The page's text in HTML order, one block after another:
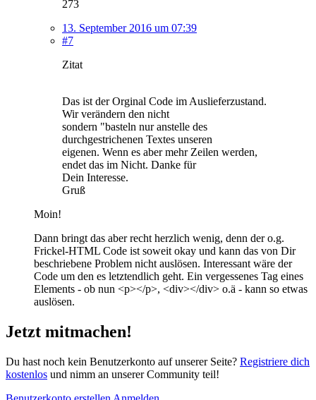
273
13. September 2016 um 07:39
#7
Zitat
Das ist der Orginal Code im Auslieferzustand.
Wir verändern den nicht
sondern "basteln nur anstelle des
durchgestrichenen Textes unseren
eigenen. Wenn es aber mehr Zeilen werden,
endet das im Nicht. Danke für
Dein Interesse.
Gruß
Moin!
Dann bringt das aber recht herzlich wenig, denn der o.g.
Frickel-HTML Code ist soweit okay und kann das von Dir
beschriebene Problem nicht auslösen. Interessant wäre der
Code um den es letztendlich geht. Ein vergessenes Tag eines
Elements - ob nun <p></p>, <div></div> o.ä - kann so etwas
auslösen.
Jetzt mitmachen!
Du hast noch kein Benutzerkonto auf unserer Seite? Registriere dich
kostenlos und nimm an unserer Community teil!